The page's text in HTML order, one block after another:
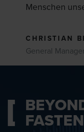
Menschen
CHRISTIAN
General